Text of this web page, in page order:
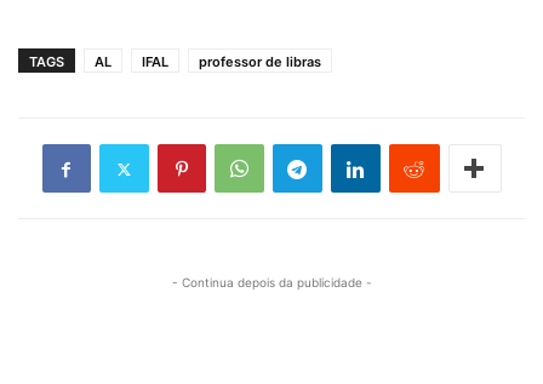
TAGS AL IFAL professor de libras
- Continua depois da publicidade -